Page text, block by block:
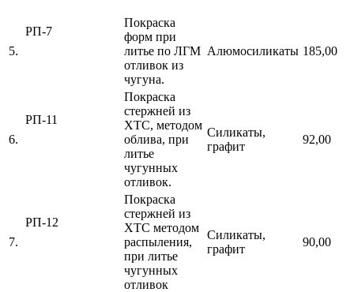
5.
РП-7
Покраска
форм при
литье по ЛГМ
отливок из
чугуна.
Алюмосиликаты 185,00
6.
РП-11
Покраска
стержней из
ХТС, методом
облива, при
литье
чугунных
отливок.
Силикаты,
графит
92,00
7.
РП-12
Покраска
стержней из
ХТС методом
распыления,
при литье
чугунных
отливок
Силикаты,
графит
90,00